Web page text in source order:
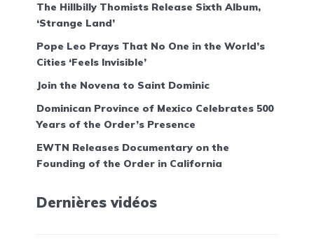
The Hillbilly Thomists Release Sixth Album,
‘Strange Land’
Pope Leo Prays That No One in the World’s
Cities ‘Feels Invisible’
Join the Novena to Saint Dominic
Dominican Province of Mexico Celebrates 500
Years of the Order’s Presence
EWTN Releases Documentary on the
Founding of the Order in California
Dernières vidéos